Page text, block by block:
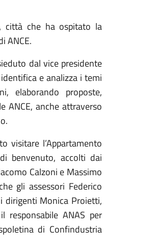
città che ha ospitato la
ANCE.
dal vice presidente
e analizza i temi
elaborando proposte,
ANCE, anche attraverso
visitare l’Appartamento
benvenuto, accolti dai
Calzoni e Massimo
gli assessori Federico
dirigenti Monica Proietti,
responsabile ANAS per
di Confindustria